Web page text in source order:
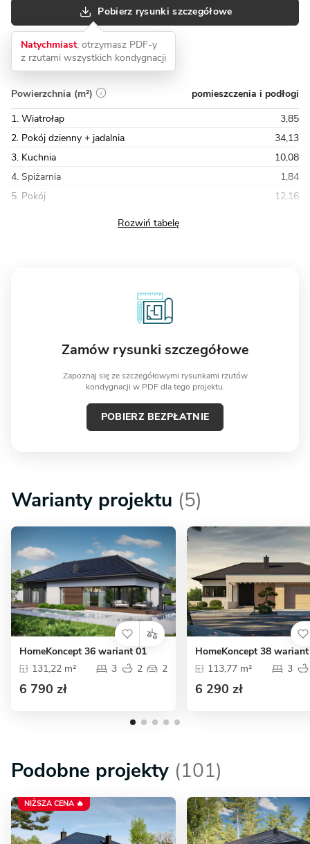
Pobierz rysunki szczegółowe
Natychmiast, otrzymasz PDF-y
z rzutami wszystkich kondygnacji
Powierzchnia (m²)
pomieszczenia i podłogi
1. Wiatrołap
3,85
2. Pokój dzienny + jadalnia
34,13
3. Kuchnia
10,08
4. Spiżarnia
1,84
5. Pokój
12,16
Zamów rysunki szczegółowe
Zapoznaj się ze szczegółowymi rysunkami rzutów
kondygnacji w PDF dla tego projektu.
POBIERZ BEZPŁATNIE
Warianty projektu (5)
HomeKoncept 36 wariant 01
131,22 m²
3 2 2
6 790 zł
HomeKoncept 38
113,77 m²
3
6 290 zł
Podobne projekty (101)
NIŻSZA CENA 🔥